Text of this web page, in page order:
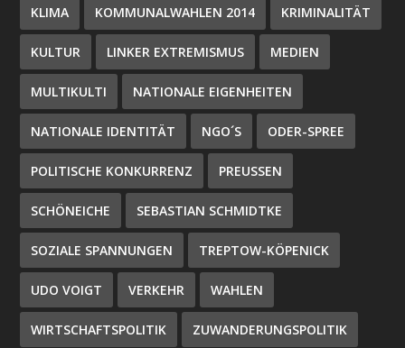
KLIMA KOMMUNALWAHLEN 2014 KRIMINALITÄT
KULTUR LINKER EXTREMISMUS MEDIEN
MULTIKULTI NATIONALE EIGENHEITEN
NATIONALE IDENTITÄT NGO´S ODER-SPREE
POLITISCHE KONKURRENZ PREUSSEN
SCHÖNEICHE SEBASTIAN SCHMIDTKE
SOZIALE SPANNUNGEN TREPTOW-KÖPENICK
UDO VOIGT VERKEHR WAHLEN
WIRTSCHAFTSPOLITIK ZUWANDERUNGSPOLITIK